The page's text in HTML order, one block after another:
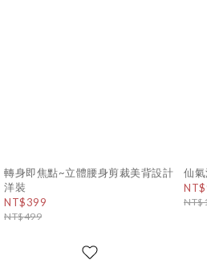
轉身即焦點~立體腰身剪裁美背設計
洋裝
NT$399
NT$499
仙